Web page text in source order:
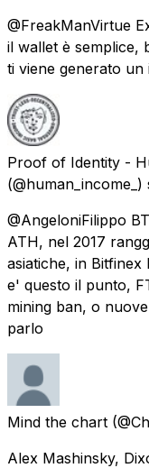
@FreakManVirtue
il wallet è semplice,
ti viene generato
Proof of Identity -
(@human_income_)
@AngeloniFilippo
ATH, nel 2017
asiatiche, in Bitfinex
e' questo il punto,
mining ban, o
parlo
Mind the chart
Alex Mashinsky,